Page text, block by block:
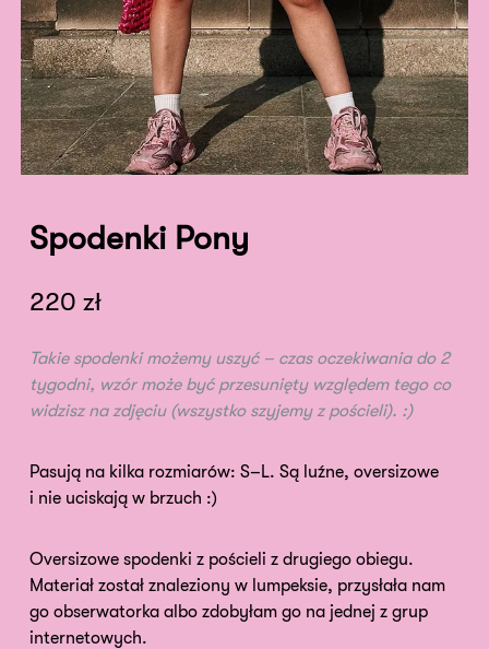
Spodenki Pony
220 zł
Takie spodenki możemy uszyć – czas oczekiwania do 2
tygodni, wzór może być przesunięty względem tego co
widzisz na zdjęciu (wszystko szyjemy z pościeli). :)
Pasują na kilka rozmiarów: S–L. Są luźne, oversizowe
i nie uciskają w brzuch :)
Oversizowe spodenki z pościeli z drugiego obiegu.
Materiał został znaleziony w lumpeksie, przysłała nam
go obserwatorka albo zdobyłam go na jednej z grup
internetowych.